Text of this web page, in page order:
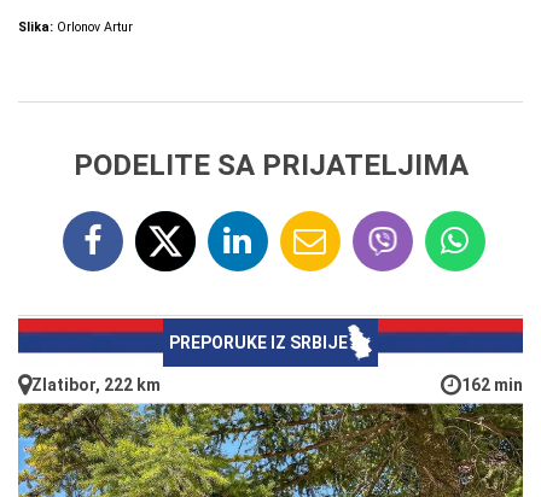
Slika: Orlonov Artur
PODELITE SA PRIJATELJIMA
PREPORUKE IZ SRBIJE
Zlatibor, 222 km 162 min